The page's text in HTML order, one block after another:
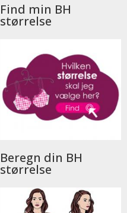
Find min BH
størrelse
Beregn din BH
størrelse